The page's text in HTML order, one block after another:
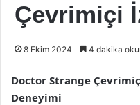
Çevrimiçi
8 Ekim 2024 4 dakika
Doctor Strange
Deneyimi